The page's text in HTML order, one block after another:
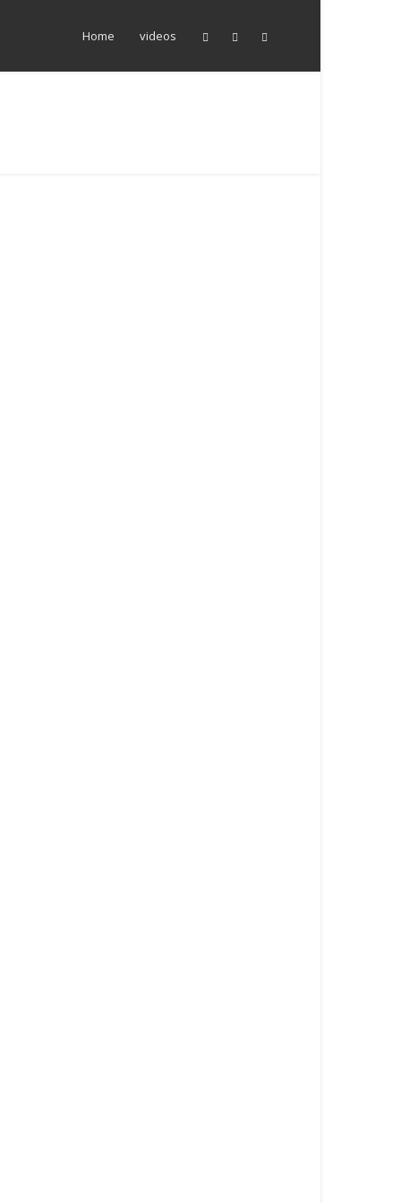
Home videos